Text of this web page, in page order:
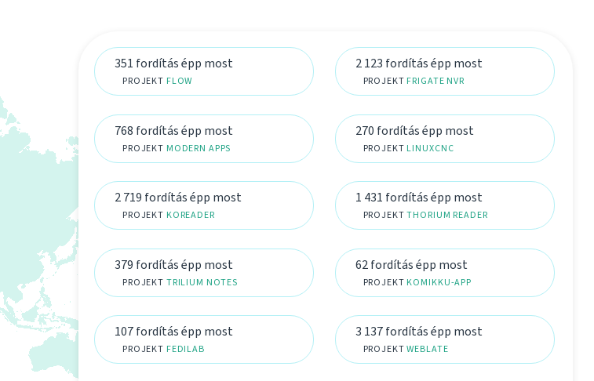
351 fordítás épp most
PROJEKT FLOW
2 123 fordítás épp most
PROJEKT FRIGATE NVR
768 fordítás épp most
PROJEKT MODERN APPS
270 fordítás épp most
PROJEKT LINUXCNC
2 719 fordítás épp most
PROJEKT KOREADER
1 431 fordítás épp most
PROJEKTTHORIUM READER
379 fordítás épp most
PROJEKT TRILIUM NOTES
62 fordítás épp most
PROJEKT KOMIKKU-APP
107 fordítás épp most
PROJEKT FEDILAB
3 137 fordítás épp most
PROJEKTWEBLATE